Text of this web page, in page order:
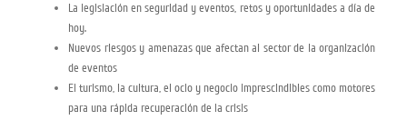
La legislación en seguridad y eventos, retos y oportunidades a día de
hoy.
Nuevos riesgos y amenazas que afectan al sector de la organización
de eventos
El turismo, la cultura, el ocio y negocio imprescindibles como motores
para una rápida recuperación de la crisis